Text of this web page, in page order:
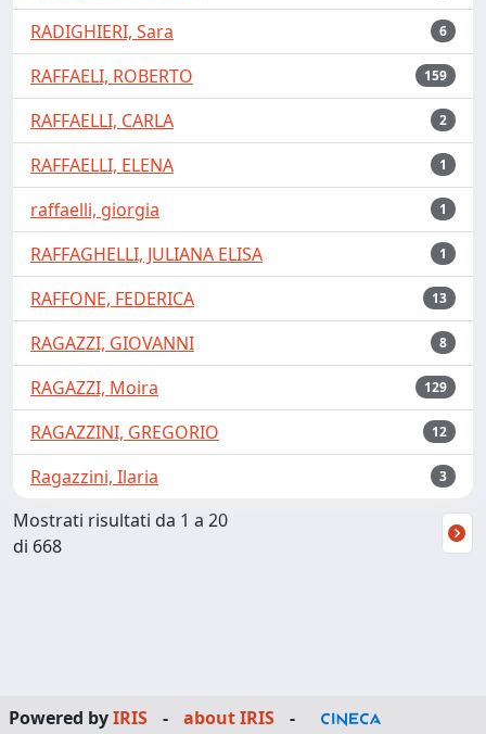
RADIGHIERI, Sara 6
RAFFAELI, ROBERTO 159
RAFFAELLI, CARLA 2
RAFFAELLI, ELENA 1
raffaelli, giorgia 1
RAFFAGHELLI, JULIANA ELISA 1
RAFFONE, FEDERICA 13
RAGAZZI, GIOVANNI 8
RAGAZZI, Moira 129
RAGAZZINI, GREGORIO 12
Ragazzini, Ilaria 3
Mostrati risultati da 1 a 20
di 668
Powered byIRIS - about IRIS
-